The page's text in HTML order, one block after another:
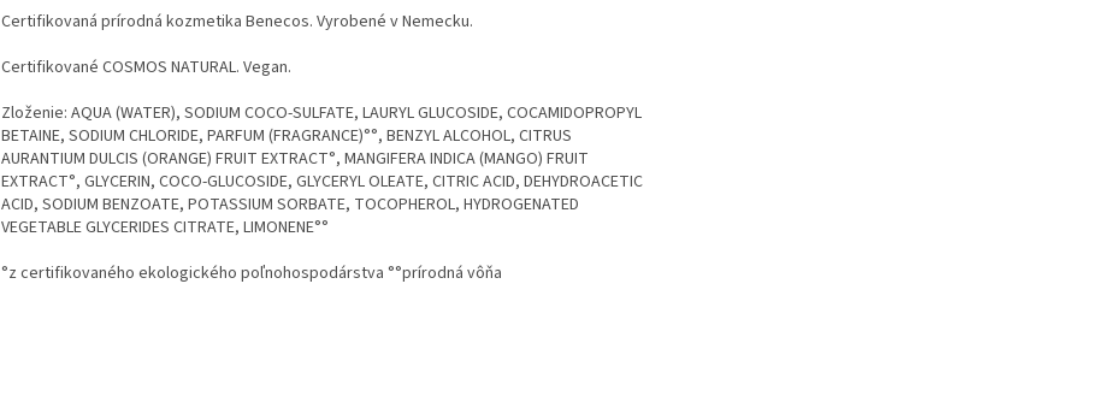
Certifikovaná prírodná kozmetika Benecos. Vyrobené v Nemecku.
Certifikované COSMOS NATURAL. Vegan.
Zloženie: AQUA (WATER), SODIUM COCO-SULFATE, LAURYL GLUCOSIDE, COCAMIDOPROPYL
BETAINE, SODIUM CHLORIDE, PARFUM (FRAGRANCE)°°, BENZYL ALCOHOL, CITRUS
AURANTIUM DULCIS (ORANGE) FRUIT EXTRACT°, MANGIFERA INDICA (MANGO) FRUIT
EXTRACT°, GLYCERIN, COCO-GLUCOSIDE, GLYCERYL OLEATE, CITRIC ACID, DEHYDROACETIC
ACID, SODIUM BENZOATE, POTASSIUM SORBATE, TOCOPHEROL, HYDROGENATED
VEGETABLE GLYCERIDES CITRATE, LIMONENE°°
°z certifikovaného ekologického poľnohospodárstva °°prírodná vôňa